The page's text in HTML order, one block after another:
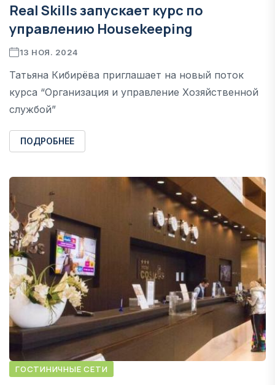
Real Skills запускает курс по
управлению Housekeeping
13 НОЯ. 2024
Татьяна Кибирёва приглашает на новый поток
курса “Организация и управление Хозяйственной
службой”
ПОДРОБНЕЕ
ГОСТИНИЧНЫЕ СЕТИ